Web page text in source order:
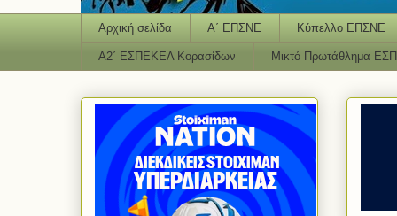
Αρχική σελίδα Α΄ ΕΠΣΝΕ Κύπελλο ΕΠΣΝΕ
Α2΄ ΕΣΠΕΚΕΛ Κορασίδων Μικτό Πρωτάθλημα